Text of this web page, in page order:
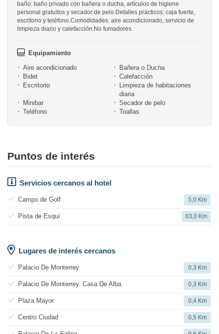
baño: baño privado con bañera o ducha, artículos de higiene
personal gratuitos y secador de pelo.Detalles prácticos: caja fuerte,
escritorio y teléfono.Comodidades: aire acondicionado, servicio de
limpieza diario y calefacción.No fumadores.
Equipamiento
Aire acondicionado
Bañera o Ducha
Bidet
Calefacción
Escritorio
Limpieza de habitaciones
diaria
Minibar
Secador de pelo
Teléfono
Toallas
Puntos de interés
Servicios cercanos al hotel
Campo de Golf 5,0 Km
Pista de Esquí 63,0 Km
Lugares de interés cercanos
Palacio De Monterrey 0,3 Km
Palacio De Monterrey. Casa De Alba. 0,3 Km
Plaza Mayor 0,4 Km
Centro Ciudad 0,5 Km